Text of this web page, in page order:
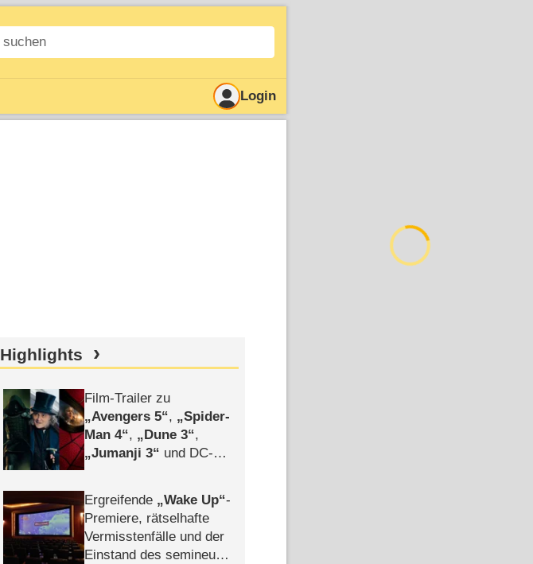
Login
Highlights
Film-Trailer zu
Avengers 5 ,
Spider-
Man 4 , Dune 3 ,
Jumanji 3
und DC-
Ergreifende
Wake Up -
Premiere, rätselhafte
Vermisstenfälle und der
Einstand des semineuen